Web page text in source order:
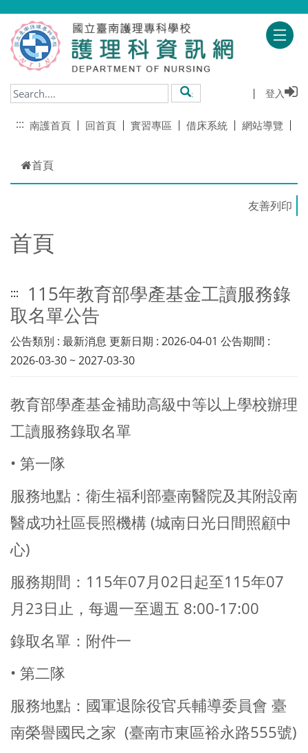
搜尋 登入
::: 南護首頁 回首頁 實習專區 借床系統 網站導覽
首頁
首頁
:::
115年教育部學產基金工讀服務錄
取名單公告
公告類別 : 最新消息 更新日期 : 2026-04-01 公告期間 :
2026-03-30 ~ 2027-03-30
教育部學產基金補助高級中等以上學校辦理
工讀服務錄取名單
• 第一隊
服務地點：衛生福利部臺南醫院及其附設南
醫成功社區長照機構 (城南日光日間照顧中
心)
服務期間：115年07月02日起至115年07
月23日止，每週一至週五 8:00-17:00
錄取名單： 附件一
• 第二隊
服務地點：國軍退除役官兵輔導委員會 臺
南榮譽國民之家 (臺南市東區裕永路555號)